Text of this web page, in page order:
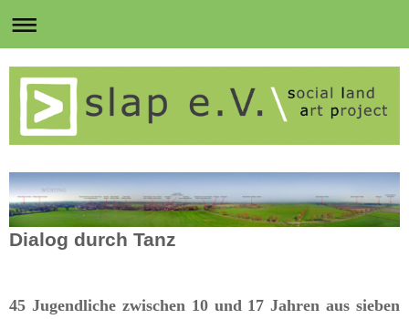
Dialog durch Tanz
45 Jugendliche zwischen 10 und 17 Jahren aus sieben